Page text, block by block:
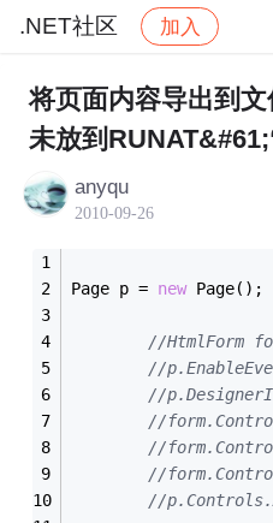
.NET社区 加入
社区 .NET社区 帖子
将页面内容导出到
未放到
anyqu
2010-09-26
Page p = new Page();
//HtmlForm
//
//
//
//
//
//